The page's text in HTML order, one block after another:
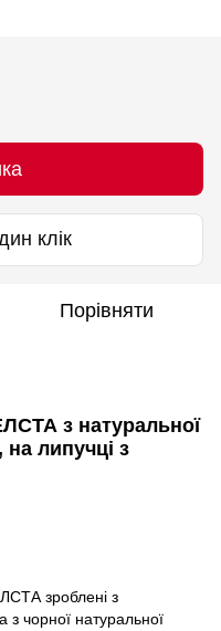
клік
Порівняти
з натуральної
липучці з
зроблені з
з чорної натуральної